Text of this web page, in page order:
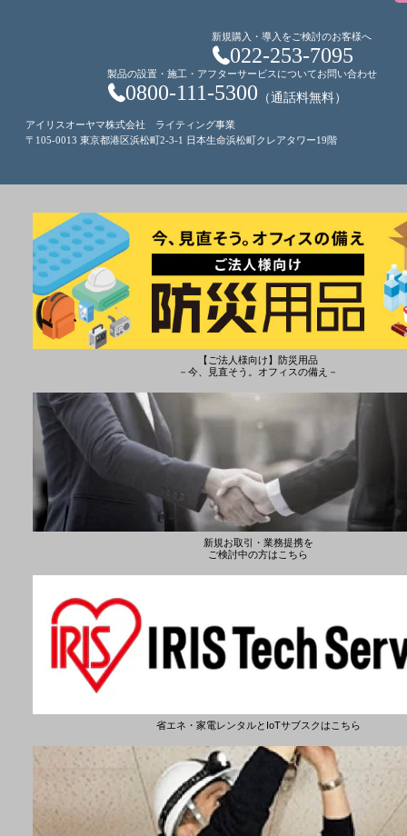
新規購入・導入をご検討のお客様へ
022-253-7095
製品の設置・施工・アフターサービスについてお問い合わせ
0800-111-5300 （通話料無料）
アイリスオーヤマ株式会社 ライティング事業
〒105-0013 東京都港区浜松町2-3-1 日本生命浜松町クレアタワー19階
【ご法人様向け】防災用品
－今、見直そう。オフィスの備え－
新規お取引・業務提携を
ご検討中の方はこちら
省エネ・家電レンタルとIoTサブスクはこちら